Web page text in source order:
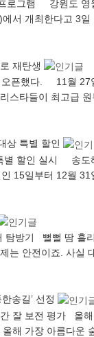
로그램 강원도 영
서 개최한다고 3
재탄생
픈했다. 11월 27
스타들이 최고급
상 특별 할인
별 할인 실시 송도
15일부터 12월
탐방기 뻘뻘 땀 흘
는 안전이죠. 사실
송길’ 선정
잘 보전 평가 올
올해 가장 아름다